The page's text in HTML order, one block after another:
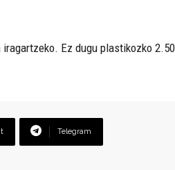
Ez dugu plastikozko
Telegram